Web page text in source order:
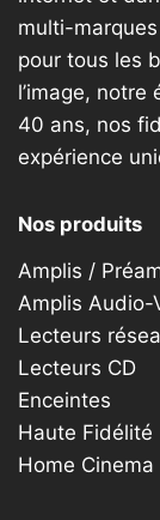
multi-
pour tous les
l’image,
40 ans, nos
expérience
Nos produits
Amplis /
Amplis Audio-
Lecteurs
Lecteurs CD
Enceintes
Haute Fidélité
Home Cinema